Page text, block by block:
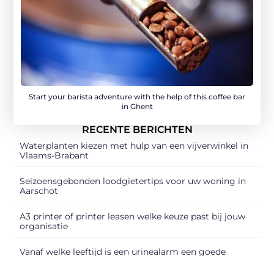
Start your barista adventure with the help of this coffee bar
in Ghent
RECENTE BERICHTEN
Waterplanten kiezen met hulp van een vijverwinkel in
Vlaams-Brabant
Seizoensgebonden loodgietertips voor uw woning in
Aarschot
A3 printer of printer leasen welke keuze past bij jouw
organisatie
Vanaf welke leeftijd is een urinealarm een goede